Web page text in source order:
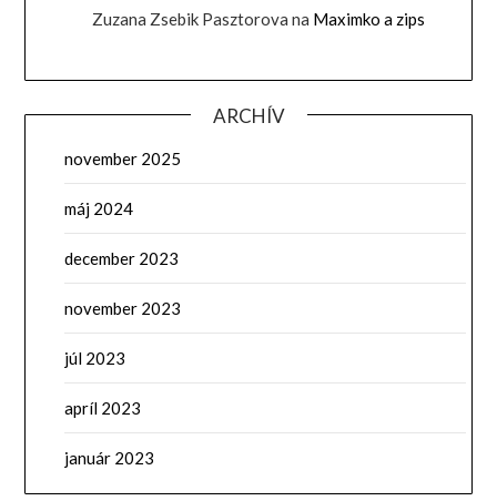
Zuzana Zsebik Pasztorova na Maximko a zips
ARCHÍV
november 2025
máj 2024
december 2023
november 2023
júl 2023
apríl 2023
január 2023